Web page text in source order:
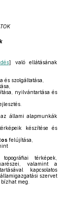
] való ellátásának
és szolgáltatása,
nyilvántartása és
állami alapmunkák
készítése és
felújítása,
térképek,
valamint a
kapcsolatos
szervet
meg.